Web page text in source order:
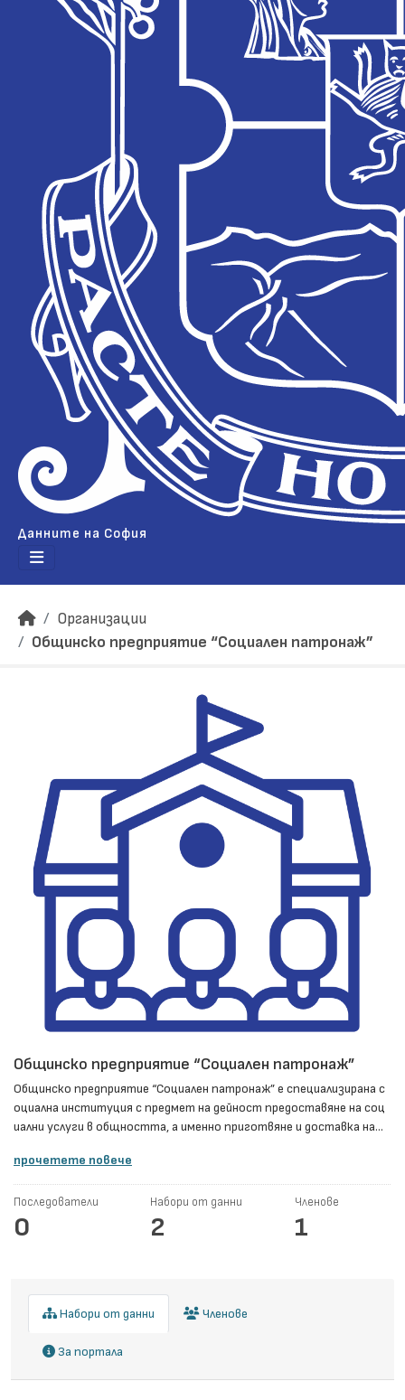
Данните на София
Организации
Общинско предприятие “Социален патронаж”
Общинско предприятие “Социален патронаж”
Общинско предприятие “Социален патронаж” e специализирана с
оциална институция с предмет на дейност предоставяне на соц
иални услуги в общността, а именно приготвяне и доставка на...
прочетете повече
Последователи
0
Набори от данни
2
Членове
1
Набори от данни Членове
За портала